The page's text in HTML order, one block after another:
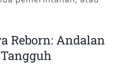
Reborn: Andalan